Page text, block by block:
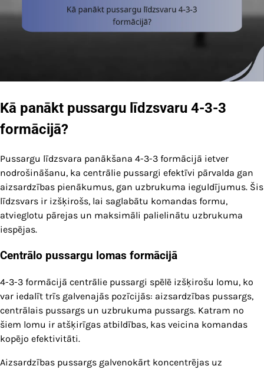
Kā panākt pussargu līdzsvaru 4-3-3
formācijā?
Pussargu līdzsvara panākšana 4-3-3 formācijā ietver
nodrošināšanu, ka centrālie pussargi efektīvi pārvalda gan
aizsardzības pienākumus, gan uzbrukuma ieguldījumus. Šis
līdzsvars ir izšķirošs, lai saglabātu komandas formu,
atvieglotu pārejas un maksimāli palielinātu uzbrukuma
iespējas.
Centrālo pussargu lomas formācijā
4-3-3 formācijā centrālie pussargi spēlē izšķirošu lomu, ko
var iedalīt trīs galvenajās pozīcijās: aizsardzības pussargs,
centrālais pussargs un uzbrukuma pussargs. Katram no
šiem lomu ir atšķirīgas atbildības, kas veicina komandas
kopējo efektivitāti.
Aizsardzības pussargs galvenokārt koncentrējas uz